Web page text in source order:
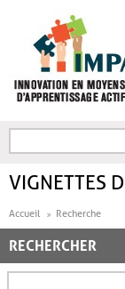
FORMULAIRE DE
VIGNETTES
Accueil Recherche
RECHERCHER